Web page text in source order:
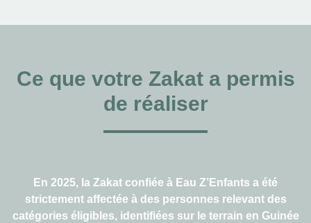
Ce que votre Zakat a permis
de réaliser
En 2025, la Zakat confiée à Eau Z’Enfants a été
strictement affectée à des personnes relevant des
catégories éligibles, identifiées sur le terrain en Guinée